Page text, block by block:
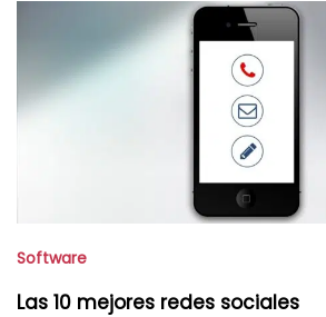
Software
Las 10 mejores redes sociales